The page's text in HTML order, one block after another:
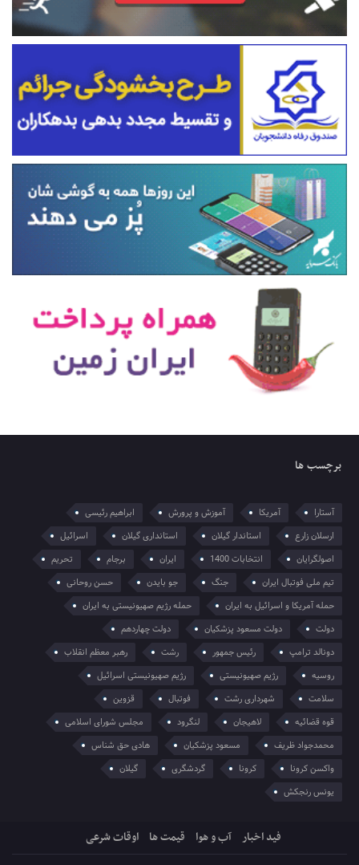
برچسب ها
آستارا آمریکا آموزش و پرورش
ابراهیم رئیسی
ارسلان زارع
استاندار گیلان استانداری گیلان
اسرائیل
اصولگرایان
انتخابات 1400 ایران برجام
تحریم
تیم ملی فوتبال ایران
جنگ جو بایدن
حسن روحانی
حمله آمریکا و اسرائیل به ایران
حمله رژیم صهیونیستی به ایران
دولت
دولت مسعود پزشکیان
دولت چهاردهم
دونالد ترامپ
رئیس جمهور رشت
رهبر معظم انقلاب
روسیه
رژیم صهیونیستی
رژیم صهیونیستی اسرائیل
سلامت
شهرداری رشت فوتبال
قزوین
قوه قضائیه
لاهیجان لنگرود
مجلس شورای اسلامی
محمدجواد ظریف
مسعود پزشکیان
هادی حق شناس
واکسن کرونا
کرونا گردشگری
گیلان
یونس رنجکش
فید اخبار آب و هوا قیمت ها اوقات شرعی